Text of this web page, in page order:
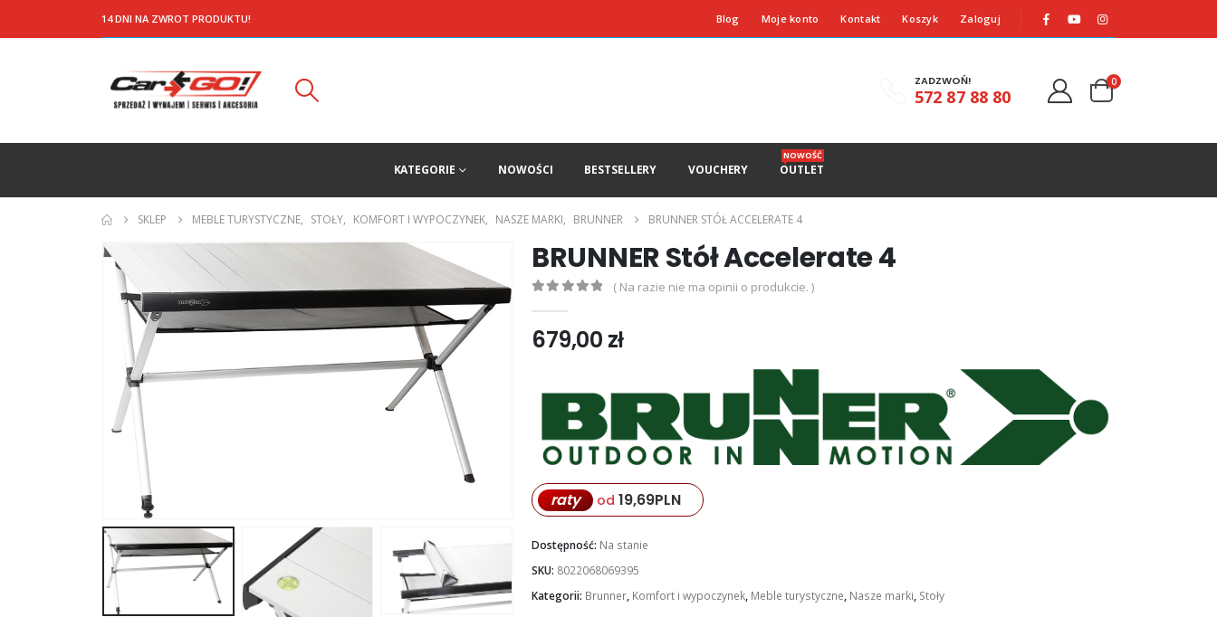
14 DNI NA ZWROT PRODUKTU! Blog Moje konto Kontakt Koszyk Zaloguj
ZADZWOŃ!
572 87 88 80
0
KATEGORIE NOWOŚCI BESTSELLERY VOUCHERY OUTLET
NOWOŚĆ
SKLEP MEBLE TURYSTYCZNE, STOŁY, KOMFORT I WYPOCZYNEK, NASZE MARKI, BRUNNER BRUNNER STÓŁ ACCELERATE 4
BRUNNER Stół Accelerate 4
( Na razie nie ma opinii o produkcie. )
679,00 zł
raty od 19,69PLN
Dostępność: Na stanie
SKU: 8022068069395
Kategorii: Brunner, Komfort i wypoczynek, Meble turystyczne, Nasze marki, Stoły